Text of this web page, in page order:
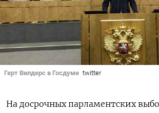
Герт Вилдерс в Госдуме twitter
На досрочных парламентских